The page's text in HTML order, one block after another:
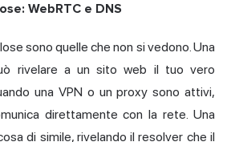
WebRTC e DNS
sono quelle che non si vedono. Una
rivelare a un sito web il tuo vero
una VPN o un proxy sono attivi,
direttamente con la rete. Una
di simile, rivelando il resolver che il